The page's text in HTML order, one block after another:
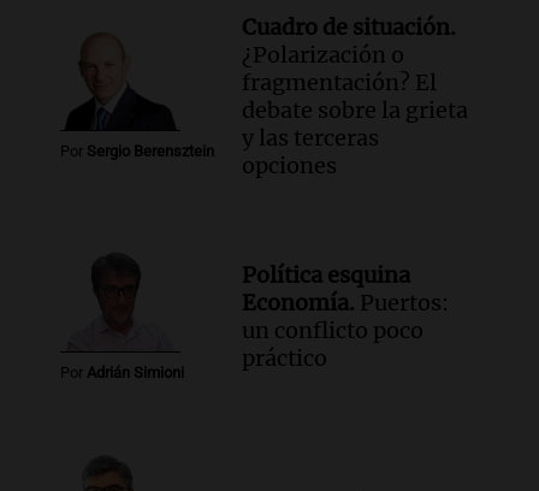
Por Sergio Berensztein
Cuadro de situación.
¿Polarización o
fragmentación? El
debate sobre la grieta
y las terceras
opciones
Por Adrián Simioni
Política esquina
Economía. Puertos:
un conflicto poco
práctico